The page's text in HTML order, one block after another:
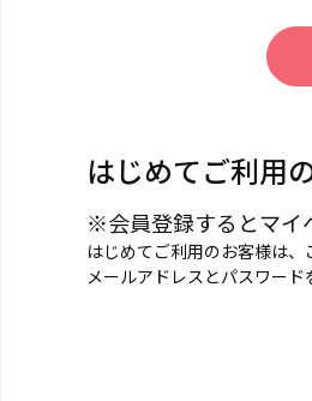
はじめてご利用
※会員登録するとマイ
はじめてご利用のお客様は、
メールアドレスとパスワード